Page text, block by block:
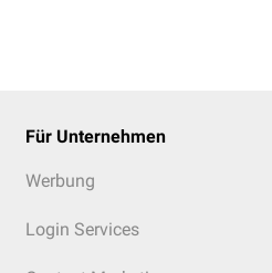
Für Unternehmen
Werbung
Login Services